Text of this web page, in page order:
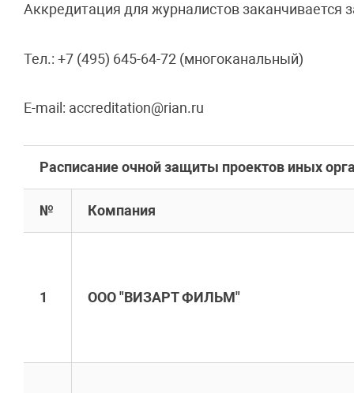
Аккредитация для журналистов заканчивается
Тел.: +7 (495) 645-64-72 (многоканальный)
E-mail: accreditation@rian.ru
Расписание очной защиты проектов иных
№ Компания
1 ООО "ВИЗАРТ ФИЛЬМ"